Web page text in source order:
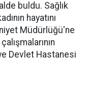
buldu. Sağlık
hayatını
Müdürlüğü'ne
Devlet Hastanesi